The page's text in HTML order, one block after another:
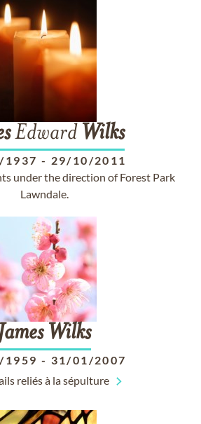
Edward Wilks
1937 - 29/10/2011
under the direction of Forest Park
Lawndale.
Wilks
1959 - 31/01/2007
reliés à la sépulture